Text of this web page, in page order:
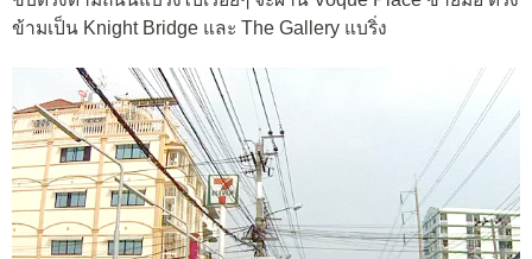
ข้ามเป็น Knight Bridge และ The Gallery แบริ่ง